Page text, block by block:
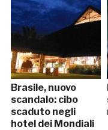
Brasile, nuovo
scandalo: cibo
scaduto negli
hotel dei Mondiali